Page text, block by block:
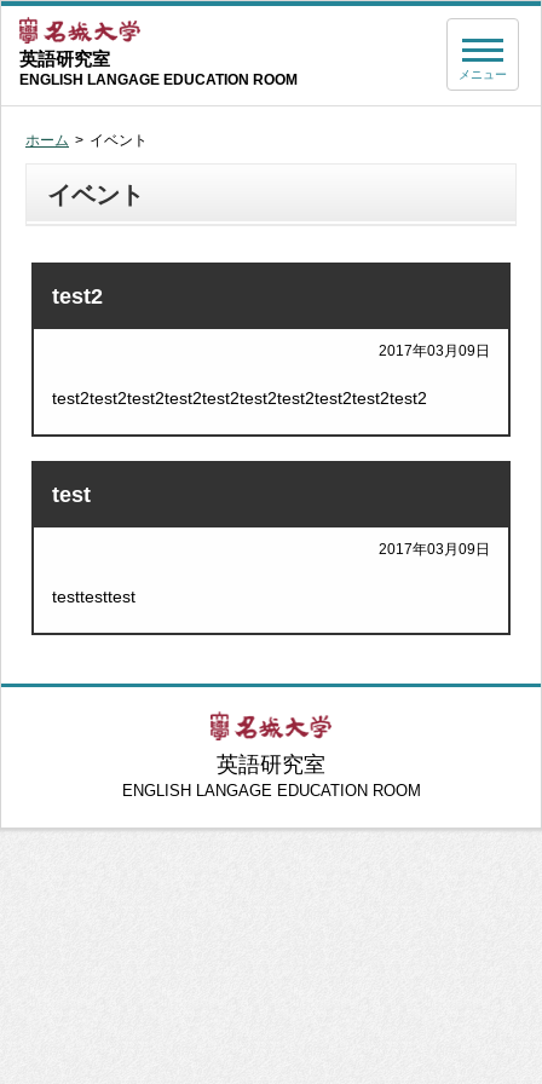
英語研究室
ENGLISH LANGAGE EDUCATION ROOM メニュー
ホーム イベント
イベント
test2
2017年03月09日
test2test2test2test2test2test2test2test2test2test2
test
2017年03月09日
testtesttest
英語研究室
ENGLISH LANGAGE EDUCATION ROOM